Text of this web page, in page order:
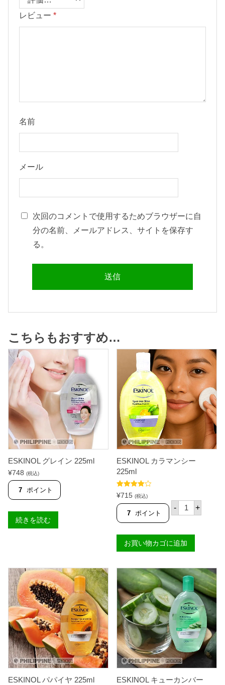
レビュー *
名前
メール
次回のコメントで使用するためブラウザーに自
分の名前、メールアドレス、サイトを保存す
る。
こちらもおすすめ…
ESKINOL グレイン 225ml
¥748 (税込)
7 ポイント
続きを読む
ESKINOL カラマンシー
225ml
5段階中
4.00の評
価
¥715 (税込)
7 ポイント
- E
N
O
L
ラ
マ
ン
シ
ー
2
2
5
m
l
個
+
お買い物カゴに追加
ESKINOL パパイヤ 225ml
ESKINOL キューカンバー